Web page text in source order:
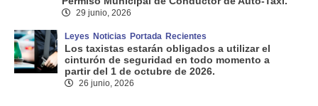
29 junio, 2026
Leyes Noticias Portada Recientes
Los taxistas estarán obligados a utilizar el
cinturón de seguridad en todo momento a
partir del 1 de octubre de 2026.
26 junio, 2026